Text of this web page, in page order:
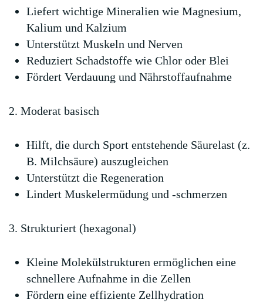
Liefert wichtige Mineralien wie Magnesium,
Kalium und Kalzium
Unterstützt Muskeln und Nerven
Reduziert Schadstoffe wie Chlor oder Blei
Fördert Verdauung und Nährstoffaufnahme
2. Moderat basisch
Hilft, die durch Sport entstehende Säurelast (z.
B. Milchsäure) auszugleichen
Unterstützt die Regeneration
Lindert Muskelermüdung und -schmerzen
3. Strukturiert (hexagonal)
Kleine Molekülstrukturen ermöglichen eine
schnellere Aufnahme in die Zellen
Fördern eine effiziente Zellhydration